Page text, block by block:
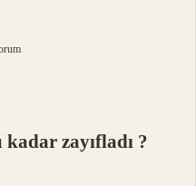
zayıfladı ?